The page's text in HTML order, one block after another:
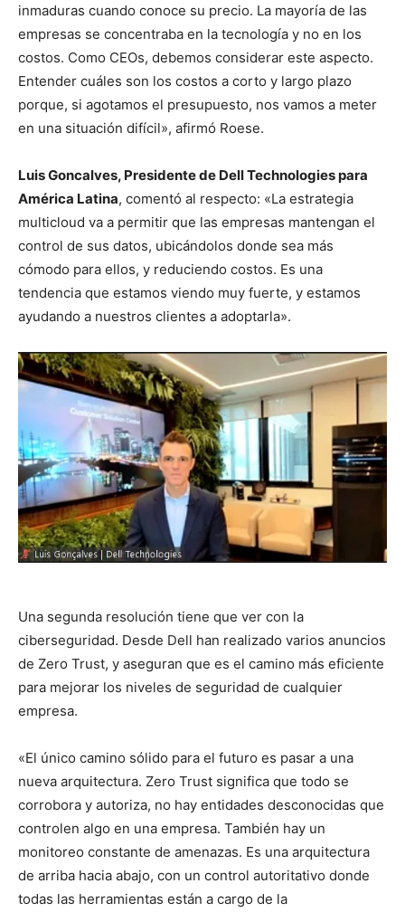
inmaduras cuando conoce su precio. La mayoría de las
empresas se concentraba en la tecnología y no en los
costos. Como CEOs, debemos considerar este aspecto.
Entender cuáles son los costos a corto y largo plazo
porque, si agotamos el presupuesto, nos vamos a meter
en una situación difícil», afirmó Roese.
Luis Goncalves, Presidente de Dell Technologies para
América Latina, comentó al respecto: «La estrategia
multicloud va a permitir que las empresas mantengan el
control de sus datos, ubicándolos donde sea más
cómodo para ellos, y reduciendo costos. Es una
tendencia que estamos viendo muy fuerte, y estamos
ayudando a nuestros clientes a adoptarla».
Una segunda resolución tiene que ver con la
ciberseguridad. Desde Dell han realizado varios anuncios
de Zero Trust, y aseguran que es el camino más eficiente
para mejorar los niveles de seguridad de cualquier
empresa.
«El único camino sólido para el futuro es pasar a una
nueva arquitectura. Zero Trust significa que todo se
corrobora y autoriza, no hay entidades desconocidas que
controlen algo en una empresa. También hay un
monitoreo constante de amenazas. Es una arquitectura
de arriba hacia abajo, con un control autoritativo donde
todas las herramientas están a cargo de la